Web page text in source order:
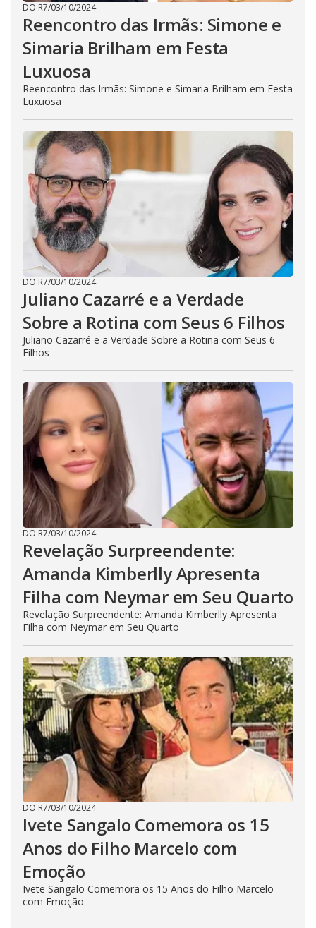
DO R7/03/10/2024
Reencontro das Irmãs: Simone e
Simaria Brilham em Festa
Luxuosa
Reencontro das Irmãs: Simone e Simaria Brilham em Festa
Luxuosa
DO R7/03/10/2024
Juliano Cazarré e a Verdade
Sobre a Rotina com Seus 6 Filhos
Juliano Cazarré e a Verdade Sobre a Rotina com Seus 6
Filhos
DO R7/03/10/2024
Revelação Surpreendente:
Amanda Kimberlly Apresenta
Filha com Neymar em Seu Quarto
Revelação Surpreendente: Amanda Kimberlly Apresenta
Filha com Neymar em Seu Quarto
DO R7/03/10/2024
Ivete Sangalo Comemora os 15
Anos do Filho Marcelo com
Emoção
Ivete Sangalo Comemora os 15 Anos do Filho Marcelo
com Emoção